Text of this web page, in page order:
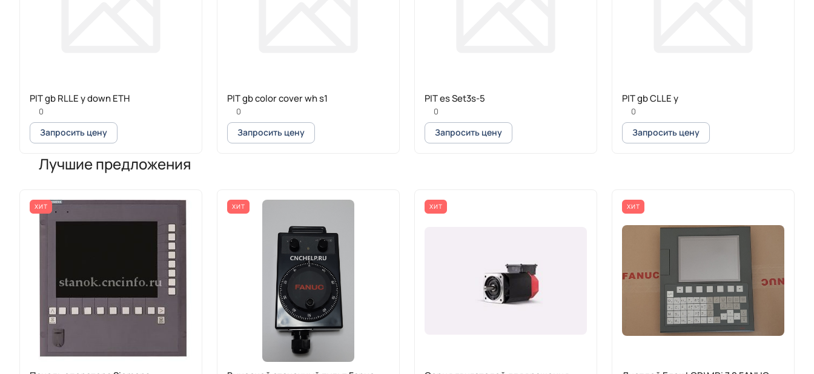
PIT gb RLLE y down ETH
0
Запросить цену
PIT gb color cover wh s1
0
Запросить цену
PIT es Set3s-5
0
Запросить цену
PIT gb CLLE y
0
Запросить цену
Лучшие предложения
ХИТ ХИТ ХИТ ХИТ